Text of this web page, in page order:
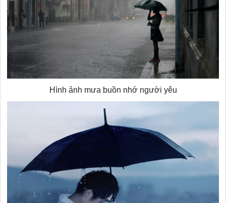
Hình ảnh mưa buồn nhớ người yêu